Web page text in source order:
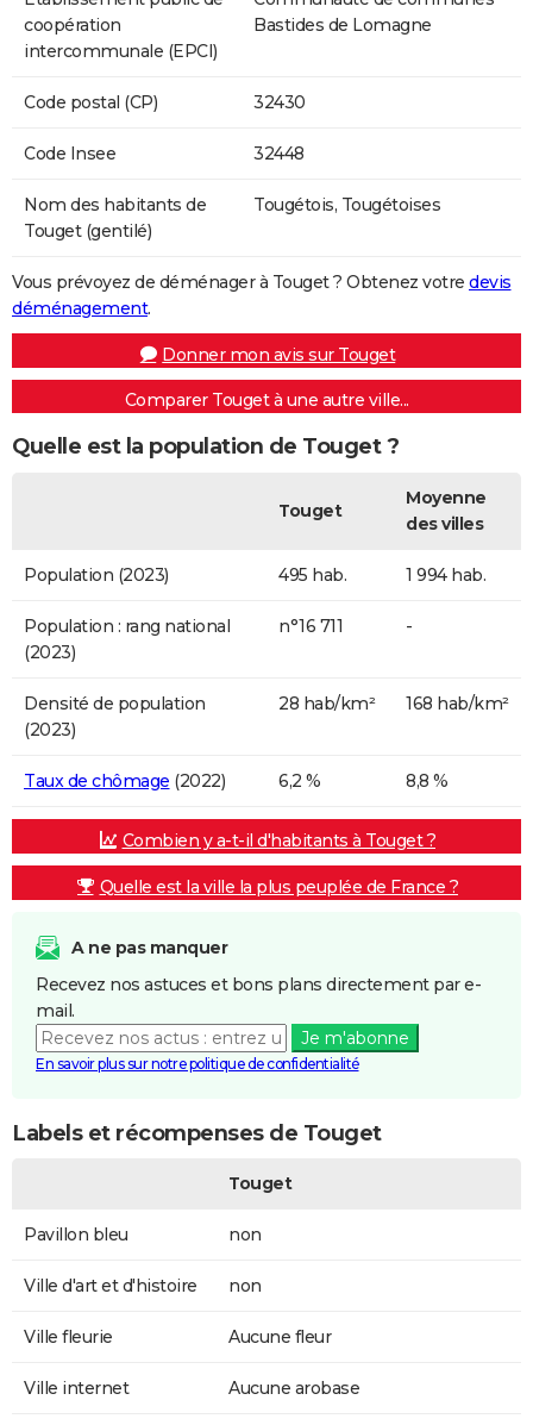
coopération
intercommunale (EPCI)
Bastides de Lomagne
Code postal (CP) 32430
Code Insee 32448
Nom des habitants de
Touget (gentilé)
Tougétois, Tougétoises
Vous prévoyez de déménager à Touget ? Obtenez votre devis
déménagement.
Donner mon avis sur Touget
Comparer Touget à une autre ville...
Quelle est la population de Touget ?
Touget
Moyenne
des villes
Population (2023) 495 hab. 1 994 hab.
Population : rang national
(2023)
n°16 711 -
Densité de population
(2023)
28 hab/km² 168 hab/km²
Taux de chômage (2022) 6,2 % 8,8 %
Combien y a-t-il d'habitants à Touget ?
Quelle est la ville la plus peuplée de France ?
A ne pas manquer
Recevez nos astuces et bons plans directement par e-
mail.
Je m'abonne
En savoir plus sur notre politique de confidentialité
Labels et récompenses de Touget
Touget
Pavillon bleu non
Ville d'art et d'histoire non
Ville fleurie Aucune fleur
Ville internet Aucune arobase